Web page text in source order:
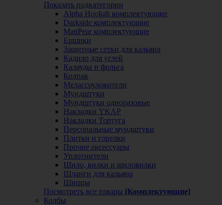
Показать подкатегории
Alpha Hookah комплектующие
Darkside комплектующие
MattPear комплектующие
Ершики
Защитные сетки для кальяна
Кадило для углей
Калауды и фольга
Колпак
Мелассоуловители
Мундштуки
Мундштуки одноразовые
Накладки YKAP
Накладки Тортуга
Персональные мундштуки
Плитки и горелки
Прочие аксессуары
Уплотнители
Шило, вилки и шиловилки
Шланги для кальяна
Щипцы
Посмотреть все товары [Комплектующие]
Колбы